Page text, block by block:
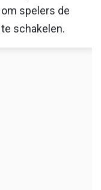
spelers de
schakelen.